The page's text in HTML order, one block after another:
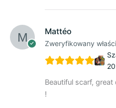
Mattéo
Zweryfikowany
Beautiful scarf,
!